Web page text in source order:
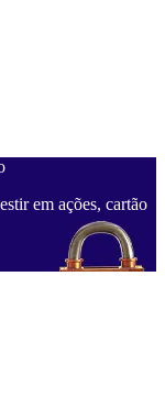
em ações, cartão